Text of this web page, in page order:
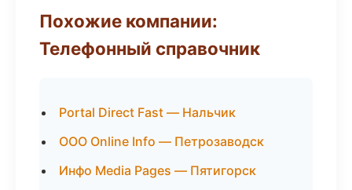
Похожие компании:
Телефонный справочник
Portal Direct Fast — Нальчик
ООО Online Info — Петрозаводск
Инфо Media Pages — Пятигорск